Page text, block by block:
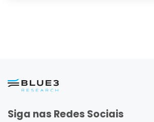
Siga nas Redes Sociais